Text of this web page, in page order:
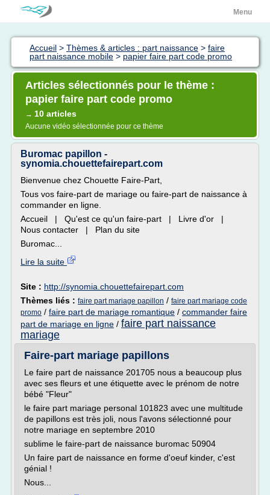
Menu
Accueil > Thèmes & articles : part naissance > faire
part naissance mobile > papier faire part code promo
Articles sélectionnés pour le thème :
papier faire part code promo
→ 10 articles
Aucune vidéo sélectionnée pour ce thème
Buromac papillon -
synomia.chouettefairepart.com
Bienvenue chez Chouette Faire-Part,
Tous vos faire-part de mariage ou faire-part de naissance à
commander en ligne.
Accueil | Qu'est ce qu'un faire-part | Livre d'or |
Nous contacter | Plan du site
Buromac...
Lire la suite
Site : http://synomia.chouettefairepart.com
Thèmes liés : faire part mariage papillon / faire part mariage code
promo / faire part de mariage romantique / commander faire
part de mariage en ligne / faire part naissance
mariage
Faire-part mariage papillons
Le faire part de naissance 201705 nous a beaucoup plus
avec ses fleurs et une étiquette avec le prénom de notre
bébé "Fleur"
le faire part mariage personal 101823 avec une multitude
de papillons est très joli, nous l'avons sélectionné pour
notre mariage en septembre 2010
sublime le faire-part de naissance buromac 50904
Un faire part de naissance en forme d'oeuf kinder, c'est
génial !
Nous...